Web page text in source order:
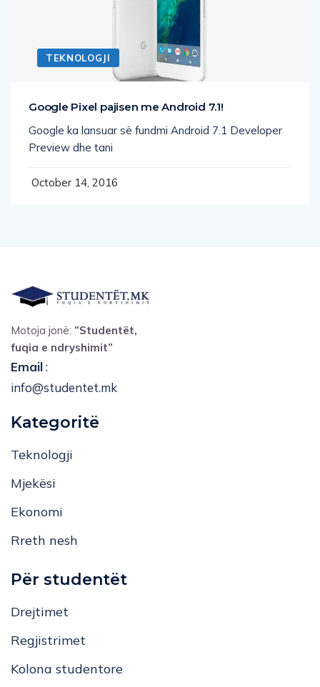
TEKNOLOGJI
Google Pixel pajisen me Android 7.1!
Google ka lansuar së fundmi Android 7.1 Developer
Preview dhe tani
October 14, 2016
Motoja jonë: ”Studentët,
fuqia e ndryshimit”
Email:
info@studentet.mk
Kategoritë
Teknologji
Mjekësi
Ekonomi
Rreth nesh
Për studentët
Drejtimet
Regjistrimet
Kolona studentore